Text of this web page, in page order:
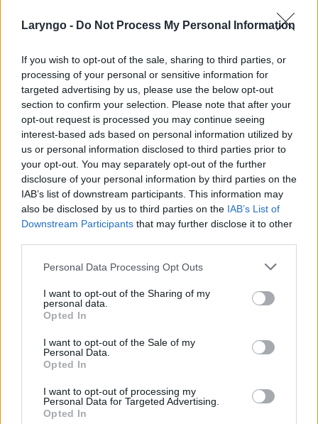
Laryngo - Do Not Process My Personal Information
If you wish to opt-out of the sale, sharing to third parties, or
processing of your personal or sensitive information for
targeted advertising by us, please use the below opt-out
section to confirm your selection. Please note that after your
opt-out request is processed you may continue seeing
interest-based ads based on personal information utilized by
us or personal information disclosed to third parties prior to
your opt-out. You may separately opt-out of the further
disclosure of your personal information by third parties on the
IAB’s list of downstream participants. This information may
also be disclosed by us to third parties on the IAB’s List of
Downstream Participants that may further disclose it to other
Personal Data Processing Opt Outs
I want to opt-out of the Sharing of my
personal data.
Opted In
I want to opt-out of the Sale of my
Personal Data.
Opted In
I want to opt-out of processing my
Personal Data for Targeted Advertising.
Opted In
możliweprzyczyny zaburzonego zmysłu
do jakiego specjalisty powinien udać się pacjent z tą
dolegliwością? Ogólnie wstępnie można udać się do
lekarza podstawowej opieki zdrowotnej, który
wysunie wstępną diagnozę i pokieruje pacjenta
dalej do odpowiednich specjalistów – w zależności
od podejrzewanejprzyczyny zaburzeń równowagi
może być nim np. neurolog lub kardiolog.
Chcesz być na bieżąco? Obserwuj nas
oo gl e
POWIĄZANE
Przyczyny zaburzonego zmysłu równowagi